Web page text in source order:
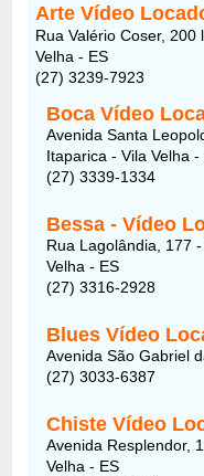
Arte Vídeo
Rua Valério Coser,
Velha - ES
(27) 3239-7923
Boca Vídeo
Avenida Santa
Itaparica - Vila Velha -
(27) 3339-1334
Bessa - Vídeo
Rua Lagolândia, 177
Velha - ES
(27) 3316-2928
Blues Vídeo
Avenida São Gabriel
(27) 3033-6387
Chiste Vídeo
Avenida Resplendor,
Velha - ES